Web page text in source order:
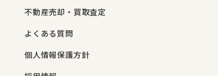
不動産売却・買取査定
よくある質問
個人情報保護方針